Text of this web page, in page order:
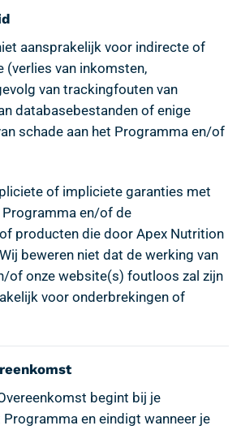
aansprakelijk voor indirecte of
(verlies van inkomsten,
van trackingfouten van
databasebestanden of enige
schade aan het Programma en/of
of impliciete garanties met
en/of de
producten die door Apex Nutrition
beweren niet dat de werking van
of onze website(s) foutloos zal zijn
voor onderbrekingen of
begint bij je
Programma en eindigt wanneer je